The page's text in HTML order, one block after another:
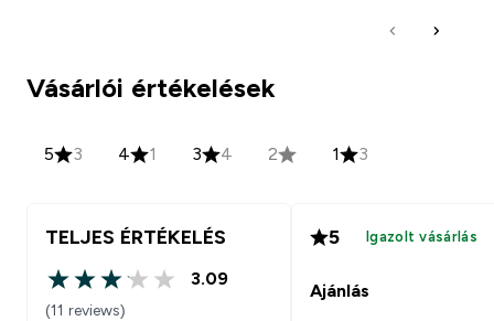
Vásárlói értékelések
5 3 4 1 3 4 2 1 3
TELJES ÉRTÉKELÉS
3.09 out of 5 stars
3.09
(11 reviews)
5 Igazolt vásárlás
Ajánlás